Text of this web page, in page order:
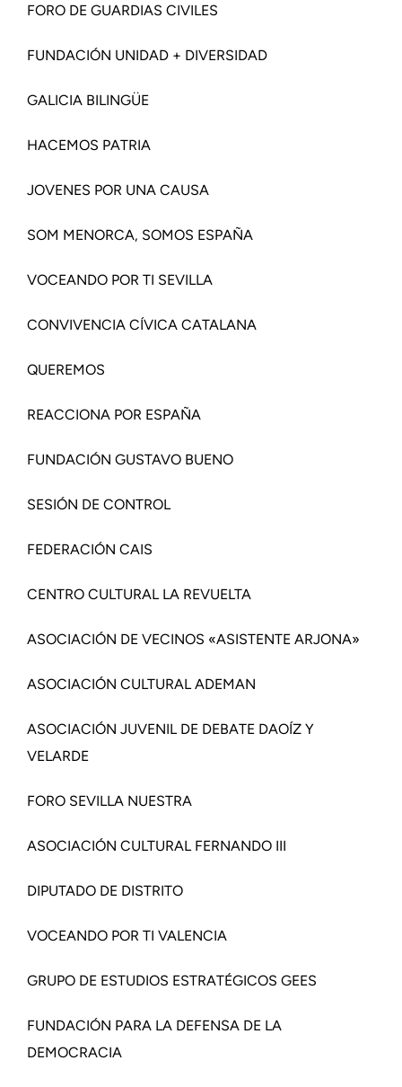
FORO DE GUARDIAS CIVILES
FUNDACIÓN UNIDAD + DIVERSIDAD
GALICIA BILINGÜE
HACEMOS PATRIA
JOVENES POR UNA CAUSA
SOM MENORCA, SOMOS ESPAÑA
VOCEANDO POR TI SEVILLA
CONVIVENCIA CÍVICA CATALANA
QUEREMOS
REACCIONA POR ESPAÑA
FUNDACIÓN GUSTAVO BUENO
SESIÓN DE CONTROL
FEDERACIÓN CAIS
CENTRO CULTURAL LA REVUELTA
ASOCIACIÓN DE VECINOS «ASISTENTE ARJONA»
ASOCIACIÓN CULTURAL ADEMAN
ASOCIACIÓN JUVENIL DE DEBATE DAOÍZ Y
VELARDE
FORO SEVILLA NUESTRA
ASOCIACIÓN CULTURAL FERNANDO III
DIPUTADO DE DISTRITO
VOCEANDO POR TI VALENCIA
GRUPO DE ESTUDIOS ESTRATÉGICOS GEES
FUNDACIÓN PARA LA DEFENSA DE LA
DEMOCRACIA